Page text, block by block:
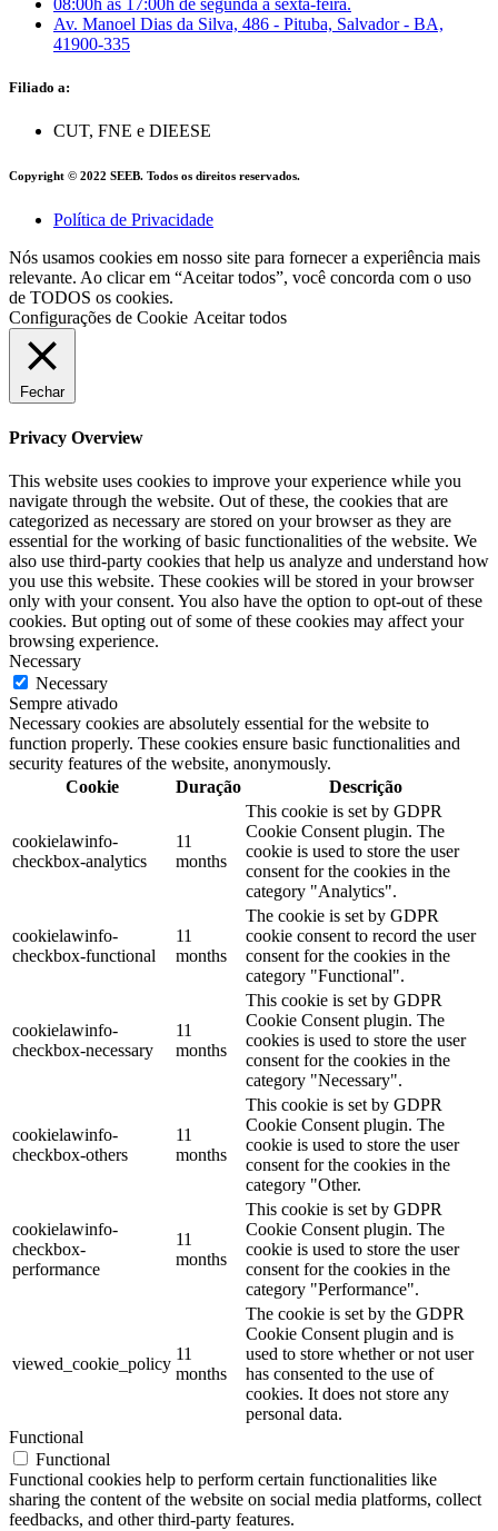
08:00h às 17:00h de segunda a sexta-feira.
Av. Manoel Dias da Silva, 486 - Pituba, Salvador - BA,
41900-335
Filiado a:
CUT, FNE e DIEESE
Copyright © 2022 SEEB. Todos os direitos reservados.
Política de Privacidade
Nós usamos cookies em nosso site para fornecer a experiência mais
relevante. Ao clicar em “Aceitar todos”, você concorda com o uso
de TODOS os cookies.
Configurações de Cookie Aceitar todos
Fechar
Privacy Overview
This website uses cookies to improve your experience while you
navigate through the website. Out of these, the cookies that are
categorized as necessary are stored on your browser as they are
essential for the working of basic functionalities of the website. We
also use third-party cookies that help us analyze and understand how
you use this website. These cookies will be stored in your browser
only with your consent. You also have the option to opt-out of these
cookies. But opting out of some of these cookies may affect your
browsing experience.
Necessary
Necessary
Sempre ativado
Necessary cookies are absolutely essential for the website to
function properly. These cookies ensure basic functionalities and
security features of the website, anonymously.
Cookie
Duração Descrição
cookielawinfo-
checkbox-analytics
11
months
This cookie is set by GDPR
Cookie Consent plugin. The
cookie is used to store the user
consent for the cookies in the
category "Analytics".
cookielawinfo-
checkbox-functional
11
months
The cookie is set by GDPR
cookie consent to record the user
consent for the cookies in the
category "Functional".
cookielawinfo-
checkbox-necessary
11
months
This cookie is set by GDPR
Cookie Consent plugin. The
cookies is used to store the user
consent for the cookies in the
category "Necessary".
cookielawinfo-
checkbox-others
11
months
This cookie is set by GDPR
Cookie Consent plugin. The
cookie is used to store the user
consent for the cookies in the
category "Other.
cookielawinfo-
checkbox-
performance
11
months
This cookie is set by GDPR
Cookie Consent plugin. The
cookie is used to store the user
consent for the cookies in the
category "Performance".
viewed_cookie_policy
11
months
The cookie is set by the GDPR
Cookie Consent plugin and is
used to store whether or not user
has consented to the use of
cookies. It does not store any
personal data.
Functional
Functional
Functional cookies help to perform certain functionalities like
sharing the content of the website on social media platforms, collect
feedbacks, and other third-party features.